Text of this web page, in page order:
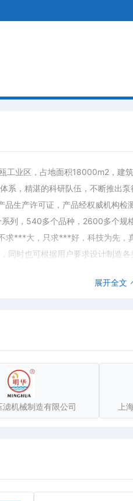
工业区，占地面积18000m2，
系，精湛的科研队伍，不断推出
生产许可证，产品经权威机构检
列，540多个品种，2600多个
求***大，只求***好，科技为先
时也可根据用户要求设计制造
展开全文
滤机械制造有限公司 上